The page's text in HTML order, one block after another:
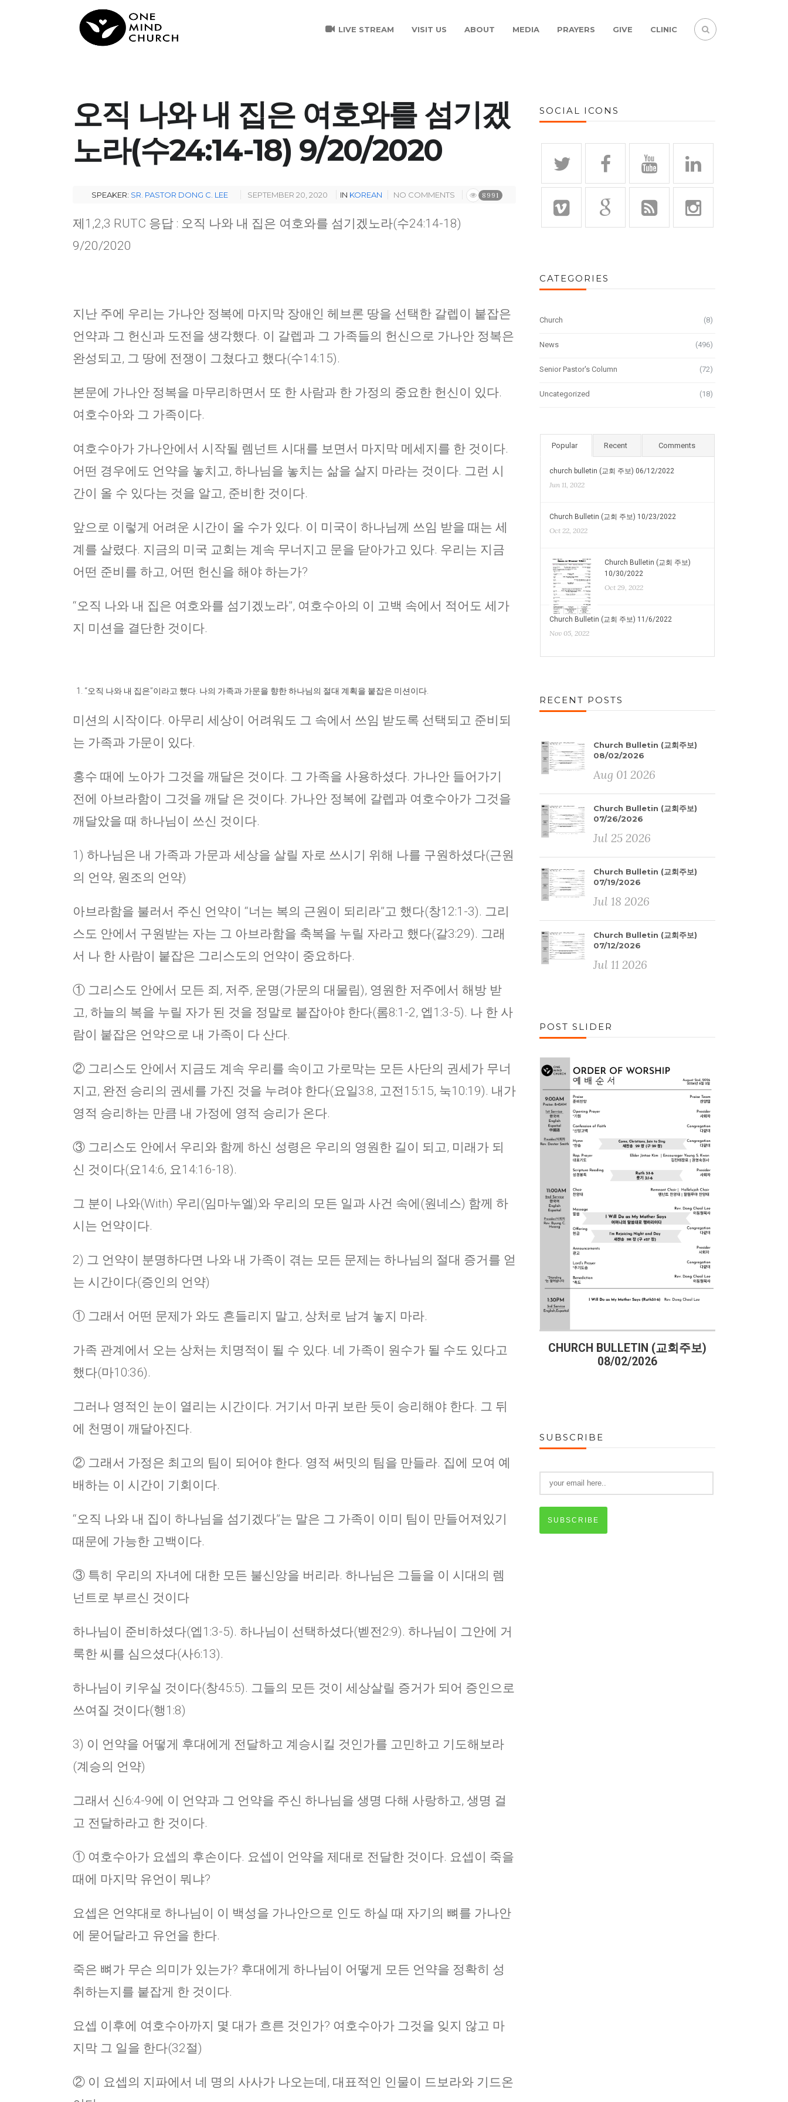
LIVE STREAM VISIT US ABOUT MEDIA PRAYERS GIVE CLINIC
오직 나와 내 집은 여호와를 섬기겠
노라(수24:14-18) 9/20/2020
SPEAKER: SR. PASTOR DONG C. LEE SEPTEMBER 20, 2020 IN KOREAN NO COMMENTS 8991
제1,2,3 RUTC 응답 : 오직 나와 내 집은 여호와를 섬기겠노라(수24:14-18)
9/20/2020
지난 주에 우리는 가나안 정복에 마지막 장애인 헤브론 땅을 선택한 갈렙이 붙잡은
언약과 그 헌신과 도전을 생각했다. 이 갈렙과 그 가족들의 헌신으로 가나안 정복은
완성되고, 그 땅에 전쟁이 그쳤다고 했다(수14:15).
본문에 가나안 정복을 마무리하면서 또 한 사람과 한 가정의 중요한 헌신이 있다.
여호수아와 그 가족이다.
여호수아가 가나안에서 시작될 렘넌트 시대를 보면서 마지막 메세지를 한 것이다.
어떤 경우에도 언약을 놓치고, 하나님을 놓치는 삶을 살지 마라는 것이다. 그런 시
간이 올 수 있다는 것을 알고, 준비한 것이다.
앞으로 이렇게 어려운 시간이 올 수가 있다. 이 미국이 하나님께 쓰임 받을 때는 세
계를 살렸다. 지금의 미국 교회는 계속 무너지고 문을 닫아가고 있다. 우리는 지금
어떤 준비를 하고, 어떤 헌신을 해야 하는가?
“오직 나와 내 집은 여호와를 섬기겠노라”, 여호수아의 이 고백 속에서 적어도 세가
지 미션을 결단한 것이다.
“오직 나와 내 집은”이라고 했다. 나의 가족과 가문을 향한 하나님의 절대 계획을 붙잡은 미션이다.
미션의 시작이다. 아무리 세상이 어려워도 그 속에서 쓰임 받도록 선택되고 준비되
는 가족과 가문이 있다.
홍수 때에 노아가 그것을 깨달은 것이다. 그 가족을 사용하셨다. 가나안 들어가기
전에 아브라함이 그것을 깨달 은 것이다. 가나안 정복에 갈렙과 여호수아가 그것을
깨달았을 때 하나님이 쓰신 것이다.
1) 하나님은 내 가족과 가문과 세상을 살릴 자로 쓰시기 위해 나를 구원하셨다(근원
의 언약, 원조의 언약)
아브라함을 불러서 주신 언약이 “너는 복의 근원이 되리라”고 했다(창12:1-3). 그리
스도 안에서 구원받는 자는 그 아브라함을 축복을 누릴 자라고 했다(갈3:29). 그래
서 나 한 사람이 붙잡은 그리스도의 언약이 중요하다.
① 그리스도 안에서 모든 죄, 저주, 운명(가문의 대물림), 영원한 저주에서 해방 받
고, 하늘의 복을 누릴 자가 된 것을 정말로 붙잡아야 한다(롬8:1-2, 엡1:3-5). 나 한 사
람이 붙잡은 언약으로 내 가족이 다 산다.
② 그리스도 안에서 지금도 계속 우리를 속이고 가로막는 모든 사단의 권세가 무너
지고, 완전 승리의 권세를 가진 것을 누려야 한다(요일3:8, 고전15:15, 눅10:19). 내가
영적 승리하는 만큼 내 가정에 영적 승리가 온다.
③ 그리스도 안에서 우리와 함께 하신 성령은 우리의 영원한 길이 되고, 미래가 되
신 것이다(요14:6, 요14:16-18).
그 분이 나와(With) 우리(임마누엘)와 우리의 모든 일과 사건 속에(원네스) 함께 하
시는 언약이다.
2) 그 언약이 분명하다면 나와 내 가족이 겪는 모든 문제는 하나님의 절대 증거를 얻
는 시간이다(증인의 언약)
① 그래서 어떤 문제가 와도 흔들리지 말고, 상처로 남겨 놓지 마라.
가족 관계에서 오는 상처는 치명적이 될 수 있다. 네 가족이 원수가 될 수도 있다고
했다(마10:36).
그러나 영적인 눈이 열리는 시간이다. 거기서 마귀 보란 듯이 승리해야 한다. 그 뒤
에 천명이 깨달아진다.
② 그래서 가정은 최고의 팀이 되어야 한다. 영적 써밋의 팀을 만들라. 집에 모여 예
배하는 이 시간이 기회이다.
“오직 나와 내 집이 하나님을 섬기겠다”는 말은 그 가족이 이미 팀이 만들어져있기
때문에 가능한 고백이다.
③ 특히 우리의 자녀에 대한 모든 불신앙을 버리라. 하나님은 그들을 이 시대의 렘
넌트로 부르신 것이다
하나님이 준비하셨다(엡1:3-5). 하나님이 선택하셨다(벧전2:9). 하나님이 그안에 거
룩한 씨를 심으셨다(사6:13).
하나님이 키우실 것이다(창45:5). 그들의 모든 것이 세상살릴 증거가 되어 증인으로
쓰여질 것이다(행1:8)
3) 이 언약을 어떻게 후대에게 전달하고 계승시킬 것인가를 고민하고 기도해보라
(계승의 언약)
그래서 신6:4-9에 이 언약과 그 언약을 주신 하나님을 생명 다해 사랑하고, 생명 걸
고 전달하라고 한 것이다.
① 여호수아가 요셉의 후손이다. 요셉이 언약을 제대로 전달한 것이다. 요셉이 죽을
때에 마지막 유언이 뭐냐?
요셉은 언약대로 하나님이 이 백성을 가나안으로 인도 하실 때 자기의 뼈를 가나안
에 묻어달라고 유언을 한다.
죽은 뼈가 무슨 의미가 있는가? 후대에게 하나님이 어떻게 모든 언약을 정확히 성
취하는지를 붙잡게 한 것이다.
요셉 이후에 여호수아까지 몇 대가 흐른 것인가? 여호수아가 그것을 잊지 않고 마
지막 그 일을 한다(32절)
② 이 요셉의 지파에서 네 명의 사사가 나오는데, 대표적인 인물이 드보라와 기드온
SOCIAL ICONS
CATEGORIES
Church (8)
News (496)
Senior Pastor's Column (72)
Uncategorized (18)
Popular Recent Comments
church bulletin (교회 주보) 06/12/2022
Jun 11, 2022
Church Bulletin (교회 주보) 10/23/2022
Oct 22, 2022
Church Bulletin (교회 주보)
10/30/2022
Oct 29, 2022
Church Bulletin (교회 주보) 11/6/2022
Nov 05, 2022
RECENT POSTS
Church Bulletin (교회주보)
08/02/2026
Aug 01 2026
Church Bulletin (교회주보)
07/26/2026
Jul 25 2026
Church Bulletin (교회주보)
07/19/2026
Jul 18 2026
Church Bulletin (교회주보)
07/12/2026
Jul 11 2026
POST SLIDER
CHURCH BULLETIN (교회주보)
CHURCH BULLETIN (교회주보)
08/02/2026
SUBSCRIBE
SUBSCRIBE